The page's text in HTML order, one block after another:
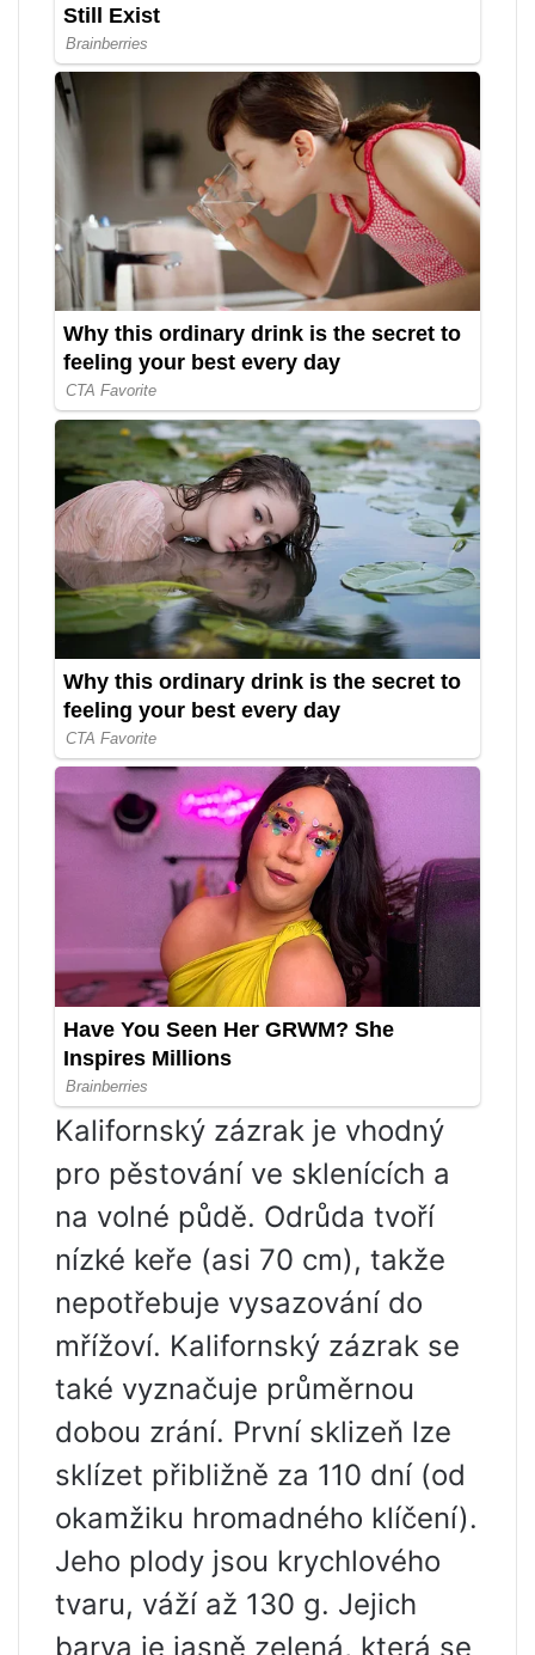
Kalifornský zázrak je vhodný
pro pěstování ve sklenících a
na volné půdě. Odrůda tvoří
nízké keře (asi 70 cm), takže
nepotřebuje vysazování do
mřížoví. Kalifornský zázrak se
také vyznačuje průměrnou
dobou zrání. První sklizeň lze
sklízet přibližně za 110 dní (od
okamžiku hromadného klíčení).
Jeho plody jsou krychlového
tvaru, váží až 130 g. Jejich
barva je jasně zelená, která se